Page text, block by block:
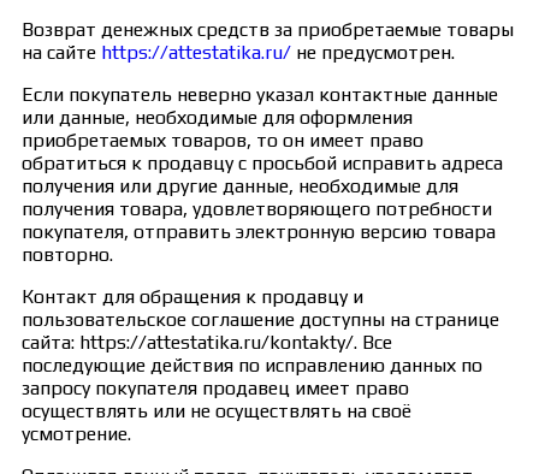
Возврат денежных средств за приобретаемые товары
на сайте https://attestatika.ru/ не предусмотрен.
Если покупатель неверно указал контактные данные
или данные, необходимые для оформления
приобретаемых товаров, то он имеет право
обратиться к продавцу с просьбой исправить адреса
получения или другие данные, необходимые для
получения товара, удовлетворяющего потребности
покупателя, отправить электронную версию товара
повторно.
Контакт для обращения к продавцу и
пользовательское соглашение доступны на странице
сайта: https://attestatika.ru/kontakty/. Все
последующие действия по исправлению данных по
запросу покупателя продавец имеет право
осуществлять или не осуществлять на своё
усмотрение.